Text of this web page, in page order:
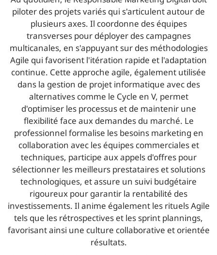
piloter des projets variés qui s'articulent autour de
plusieurs axes. Il coordonne des équipes
transverses pour déployer des campagnes
multicanales, en s'appuyant sur des méthodologies
Agile qui favorisent l'itération rapide et l'adaptation
continue. Cette approche agile, également utilisée
dans la gestion de projet informatique avec des
alternatives comme le Cycle en V, permet
d'optimiser les processus et de maintenir une
flexibilité face aux demandes du marché. Le
professionnel formalise les besoins marketing en
collaboration avec les équipes commerciales et
techniques, participe aux appels d'offres pour
sélectionner les meilleurs prestataires et solutions
technologiques, et assure un suivi budgétaire
rigoureux pour garantir la rentabilité des
investissements. Il anime également les rituels Agile
tels que les rétrospectives et les sprint plannings,
favorisant ainsi une culture collaborative et orientée
résultats.